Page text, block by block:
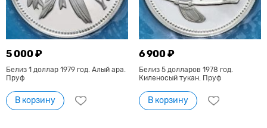
5 000 ₽
Белиз 1 доллар 1979 год. Алый ара.
Пруф
В корзину
6 900 ₽
Белиз 5 долларов 1978 год.
Киленосый тукан. Пруф
В корзину